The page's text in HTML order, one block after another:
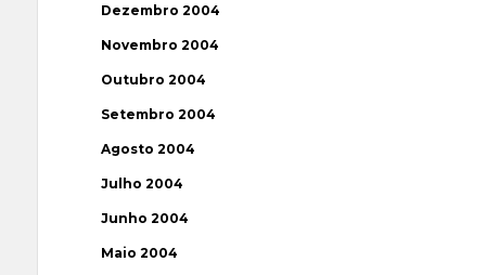
Dezembro 2004
Novembro 2004
Outubro 2004
Setembro 2004
Agosto 2004
Julho 2004
Junho 2004
Maio 2004